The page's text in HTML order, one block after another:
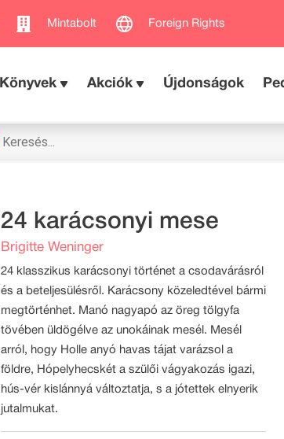
Mintabolt Foreign Rights
Könyvek Akciók Újdonságok
24 karácsonyi mese
Brigitte Weninger
24 klasszikus karácsonyi történet a csodavárásról
és a beteljesülésről. Karácsony közeledtével bármi
megtörténhet. Manó nagyapó az öreg tölgyfa
tövében üldögélve az unokáinak mesél. Mesél
arról, hogy Holle anyó havas tájat varázsol a
földre, Hópelyhecskét a szülői vágyakozás igazi,
hús-vér kislánnyá változtatja, s a jótettek elnyerik
jutalmukat.